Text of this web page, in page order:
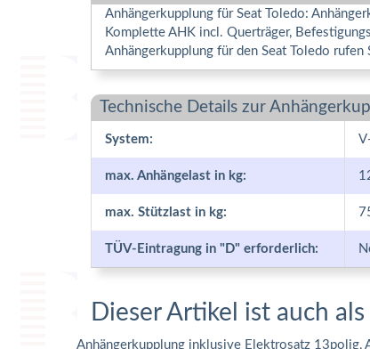
Anhängerkupplung für Seat Toledo:
Komplette AHK incl. Querträger,
Anhängerkupplung für den Seat Toledo rufen
Technische Details zur
System:
max. Anhängelast in kg:
max. Stützlast in kg:
TÜV-Eintragung in "D" erforderlich:
Dieser Artikel ist auch
Anhängerkupplung inklusive Elektrosatz 13polig,